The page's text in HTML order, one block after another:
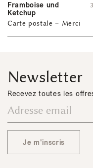
Framboise und
Ketchup
Carte postale – Merci
Newsletter
Recevez toutes les
Je m'inscris